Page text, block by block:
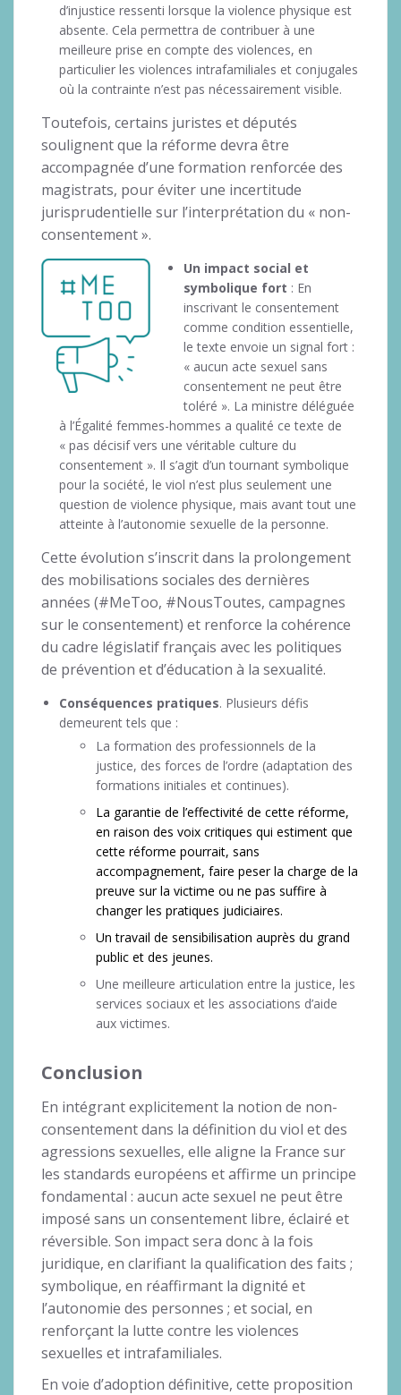
d’injustice ressenti lorsque la violence physique est
absente. Cela permettra de contribuer à une
meilleure prise en compte des violences, en
particulier les violences intrafamiliales et conjugales
où la contrainte n’est pas nécessairement visible.
Toutefois, certains juristes et députés
soulignent que la réforme devra être
accompagnée d’une formation renforcée des
magistrats, pour éviter une incertitude
jurisprudentielle sur l’interprétation du « non-
consentement ».
Un impact social et
symbolique fort : En
inscrivant le consentement
comme condition essentielle,
le texte envoie un signal fort :
« aucun acte sexuel sans
consentement ne peut être
toléré ». La ministre déléguée
à l’Égalité femmes-hommes a qualité ce texte de
« pas décisif vers une véritable culture du
consentement ». Il s’agit d’un tournant symbolique
pour la société, le viol n’est plus seulement une
question de violence physique, mais avant tout une
atteinte à l’autonomie sexuelle de la personne.
Cette évolution s’inscrit dans la prolongement
des mobilisations sociales des dernières
années (#MeToo, #NousToutes, campagnes
sur le consentement) et renforce la cohérence
du cadre législatif français avec les politiques
de prévention et d’éducation à la sexualité.
Conséquences pratiques. Plusieurs défis
demeurent tels que :
La formation des professionnels de la
justice, des forces de l’ordre (adaptation des
formations initiales et continues).
La garantie de l’effectivité de cette réforme,
en raison des voix critiques qui estiment que
cette réforme pourrait, sans
accompagnement, faire peser la charge de la
preuve sur la victime ou ne pas suffire à
changer les pratiques judiciaires.
Un travail de sensibilisation auprès du grand
public et des jeunes.
Une meilleure articulation entre la justice, les
services sociaux et les associations d’aide
aux victimes.
Conclusion
En intégrant explicitement la notion de non-
consentement dans la définition du viol et des
agressions sexuelles, elle aligne la France sur
les standards européens et affirme un principe
fondamental : aucun acte sexuel ne peut être
imposé sans un consentement libre, éclairé et
réversible. Son impact sera donc à la fois
juridique, en clarifiant la qualification des faits ;
symbolique, en réaffirmant la dignité et
l’autonomie des personnes ; et social, en
renforçant la lutte contre les violences
sexuelles et intrafamiliales.
En voie d’adoption définitive, cette proposition